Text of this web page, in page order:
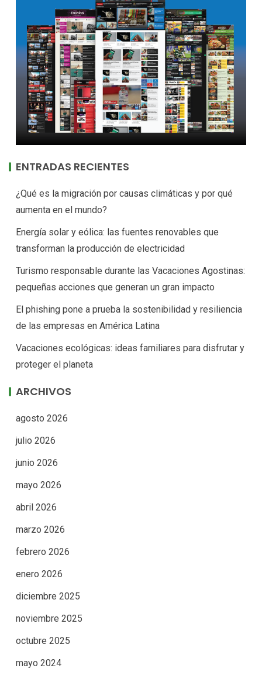
ENTRADAS RECIENTES
¿Qué es la migración por causas climáticas y por qué
aumenta en el mundo?
Energía solar y eólica: las fuentes renovables que
transforman la producción de electricidad
Turismo responsable durante las Vacaciones Agostinas:
pequeñas acciones que generan un gran impacto
El phishing pone a prueba la sostenibilidad y resiliencia
de las empresas en América Latina
Vacaciones ecológicas: ideas familiares para disfrutar y
proteger el planeta
ARCHIVOS
agosto 2026
julio 2026
junio 2026
mayo 2026
abril 2026
marzo 2026
febrero 2026
enero 2026
diciembre 2025
noviembre 2025
octubre 2025
mayo 2024